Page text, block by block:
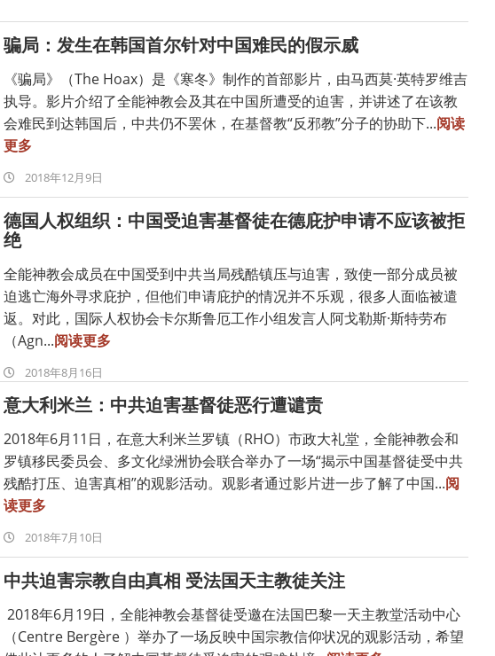
20
骗局：发生在韩国首尔针对中国难民的假示威
《骗局》（The Hoax）是《寒冬》制作的首部影片，由马西莫·英特罗维吉
执导。影片介绍了全能神教会及其在中国所遭受的迫害，并讲述了在该教
会难民到达韩国后，中共仍不罢休，在基督教“反邪教”分子的协助下...阅读
更多
2018-
12-
09
2018年12月9日
德国人权组织：中国受迫害基督徒在德庇护申请不应该被拒
绝
全能神教会成员在中国受到中共当局残酷镇压与迫害，致使一部分成员被
迫逃亡海外寻求庇护，但他们申请庇护的情况并不乐观，很多人面临被遣
返。对此，国际人权协会卡尔斯鲁厄工作小组发言人阿戈勒斯·斯特劳布
（Agn...阅读更多
2018-
08-
16
2018年8月16日
意大利米兰：中共迫害基督徒恶行遭谴责
2018年6月11日，在意大利米兰罗镇（RHO）市政大礼堂，全能神教会和
罗镇移民委员会、多文化绿洲协会联合举办了一场“揭示中国基督徒受中共
残酷打压、迫害真相”的观影活动。观影者通过影片进一步了解了中国...阅
读更多
2018-
07-
10
2018年7月10日
中共迫害宗教自由真相 受法国天主教徒关注
2018年6月19日，全能神教会基督徒受邀在法国巴黎一天主教堂活动中心
（Centre Bergère ）举办了一场反映中国宗教信仰状况的观影活动，希望